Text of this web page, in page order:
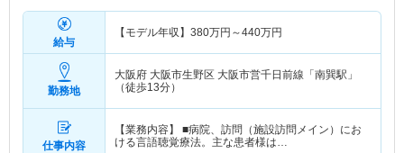
給与
【モデル年収】 380万円～440万円
勤務地
大阪府 大阪市生野区 大阪市営千日前線「南巽駅」
（徒歩13分）
仕事内容
【業務内容】 ■病院、訪問（施設訪問メイン）にお
ける言語聴覚療法。主な患者様は…